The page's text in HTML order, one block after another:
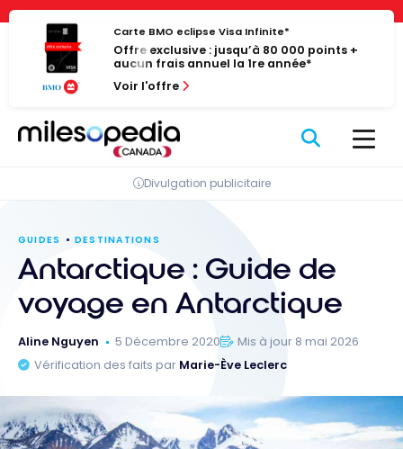
Panneau de gestion des cookies
Passer
contenu
Carte BMO eclipse Visa Infinite*
Offre exclusive : jusqu’à 80 000 points +
aucun frais annuel la 1re année*
Voir l'offre
Divulgation publicitaire
GUIDES DESTINATIONS
Antarctique : Guide de
voyage en Antarctique
Aline Nguyen 5 Décembre 2020
Mis à jour 8 mai 2026
Vérification des faits par Marie-Ève Leclerc